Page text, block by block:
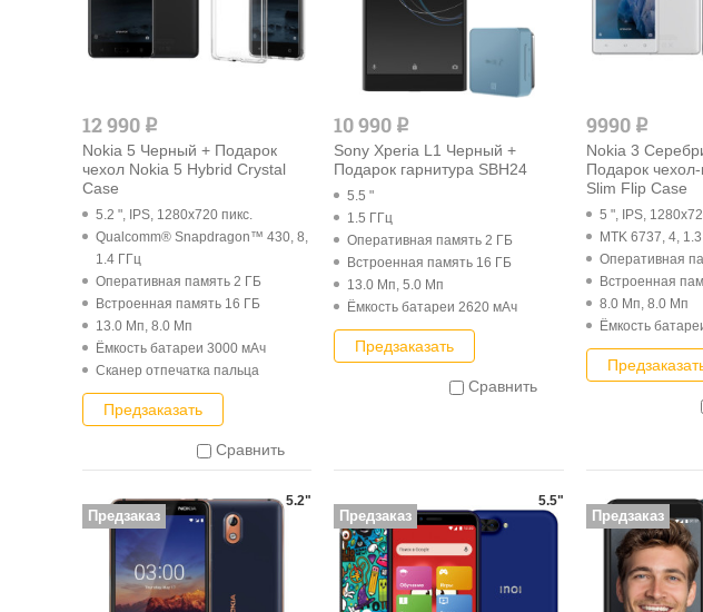
12 990 q
Nokia 5 Черный + Подарок
чехол Nokia 5 Hybrid Crystal
Case
5.2 ", IPS, 1280x720 пикс.
Qualcomm® Snapdragon™ 430, 8,
1.4 ГГц
Оперативная память 2 ГБ
Встроенная память 16 ГБ
13.0 Мп, 8.0 Мп
Ёмкость батареи 3000 мАч
Cканер отпечатка пальца
Предзаказать
Сравнить
10 990 q
Sony Xperia L1 Черный +
Подарок гарнитура SBH24
5.5 "
1.5 ГГц
Оперативная память 2 ГБ
Встроенная память 16 ГБ
13.0 Мп, 5.0 Мп
Ёмкость батареи 2620 мАч
Предзаказать
Сравнить
9990 q
Nokia 3
Подарок
Slim Flip Case
5 ", IPS,
MTK 6737, 4,
Оперативная
Встроенная
8.0 Мп, 8.0 Мп
Ёмкость
5.2"
Предзаказ
5.5"
Предзаказ Предзаказ